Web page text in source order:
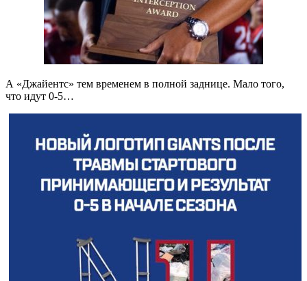
А «Джайентс» тем временем в полной заднице. Мало того,
что идут 0-5…